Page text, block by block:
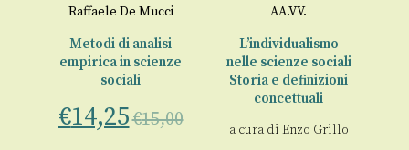
Raffaele De Mucci
Metodi di analisi
empirica in scienze
sociali
€14,25€15,00
AA.VV.
L’individualismo
nelle scienze sociali
Storia e definizioni
concettuali
a cura di Enzo Grillo